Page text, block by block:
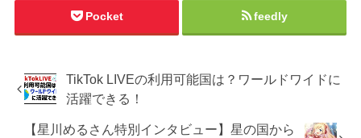
Pocket feedly
TikTok LIVEの利用可能国は？ワールドワイドに
活躍できる！
【星川めるさん特別インタビュー】星の国から